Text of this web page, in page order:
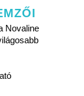
Novaline